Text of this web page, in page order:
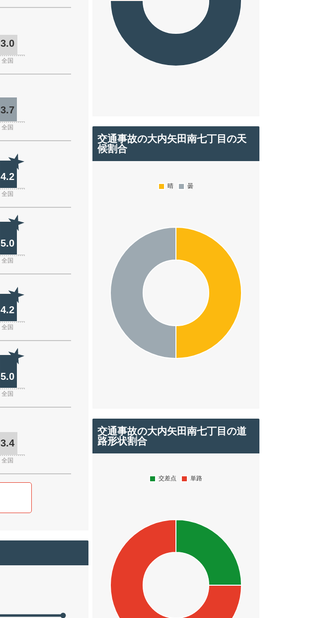
3.0
全国
3.7
全国
4.2
全国
5.0
全国
4.2
全国
5.0
全国
3.4
全国
交通事故の大内矢田南七丁目の天
候割合
交通事故の大内矢田南七丁目の道
路形状割合